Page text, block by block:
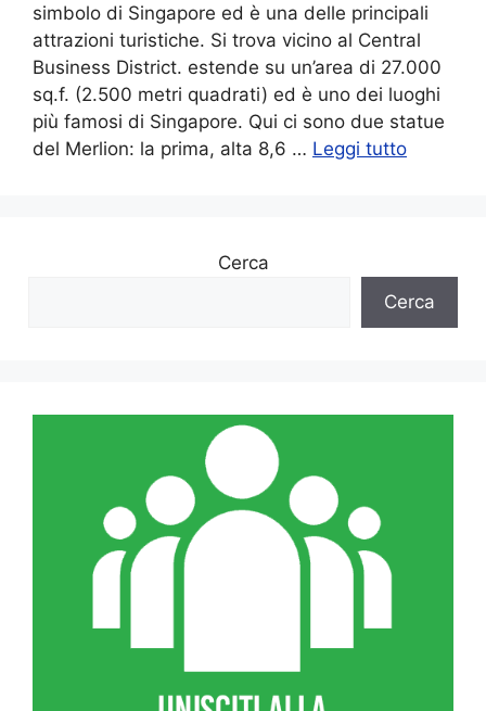
simbolo di Singapore ed è una delle principali
attrazioni turistiche. Si trova vicino al Central
Business District. estende su un’area di 27.000
sq.f. (2.500 metri quadrati) ed è uno dei luoghi
più famosi di Singapore. Qui ci sono due statue
del Merlion: la prima, alta 8,6 … Leggi tutto
Cerca
Cerca